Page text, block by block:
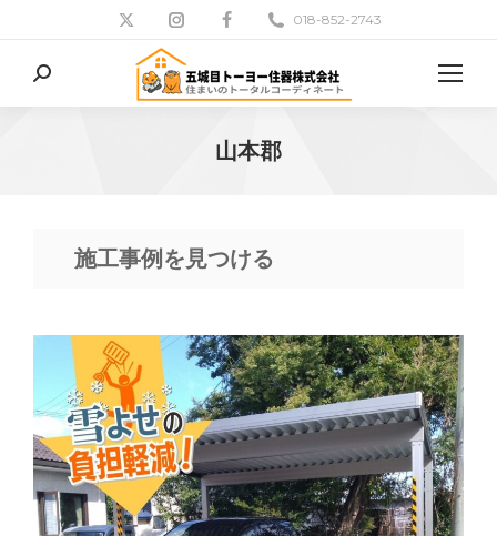
018-852-2743
検
索:
山本郡
施工事例を見つける